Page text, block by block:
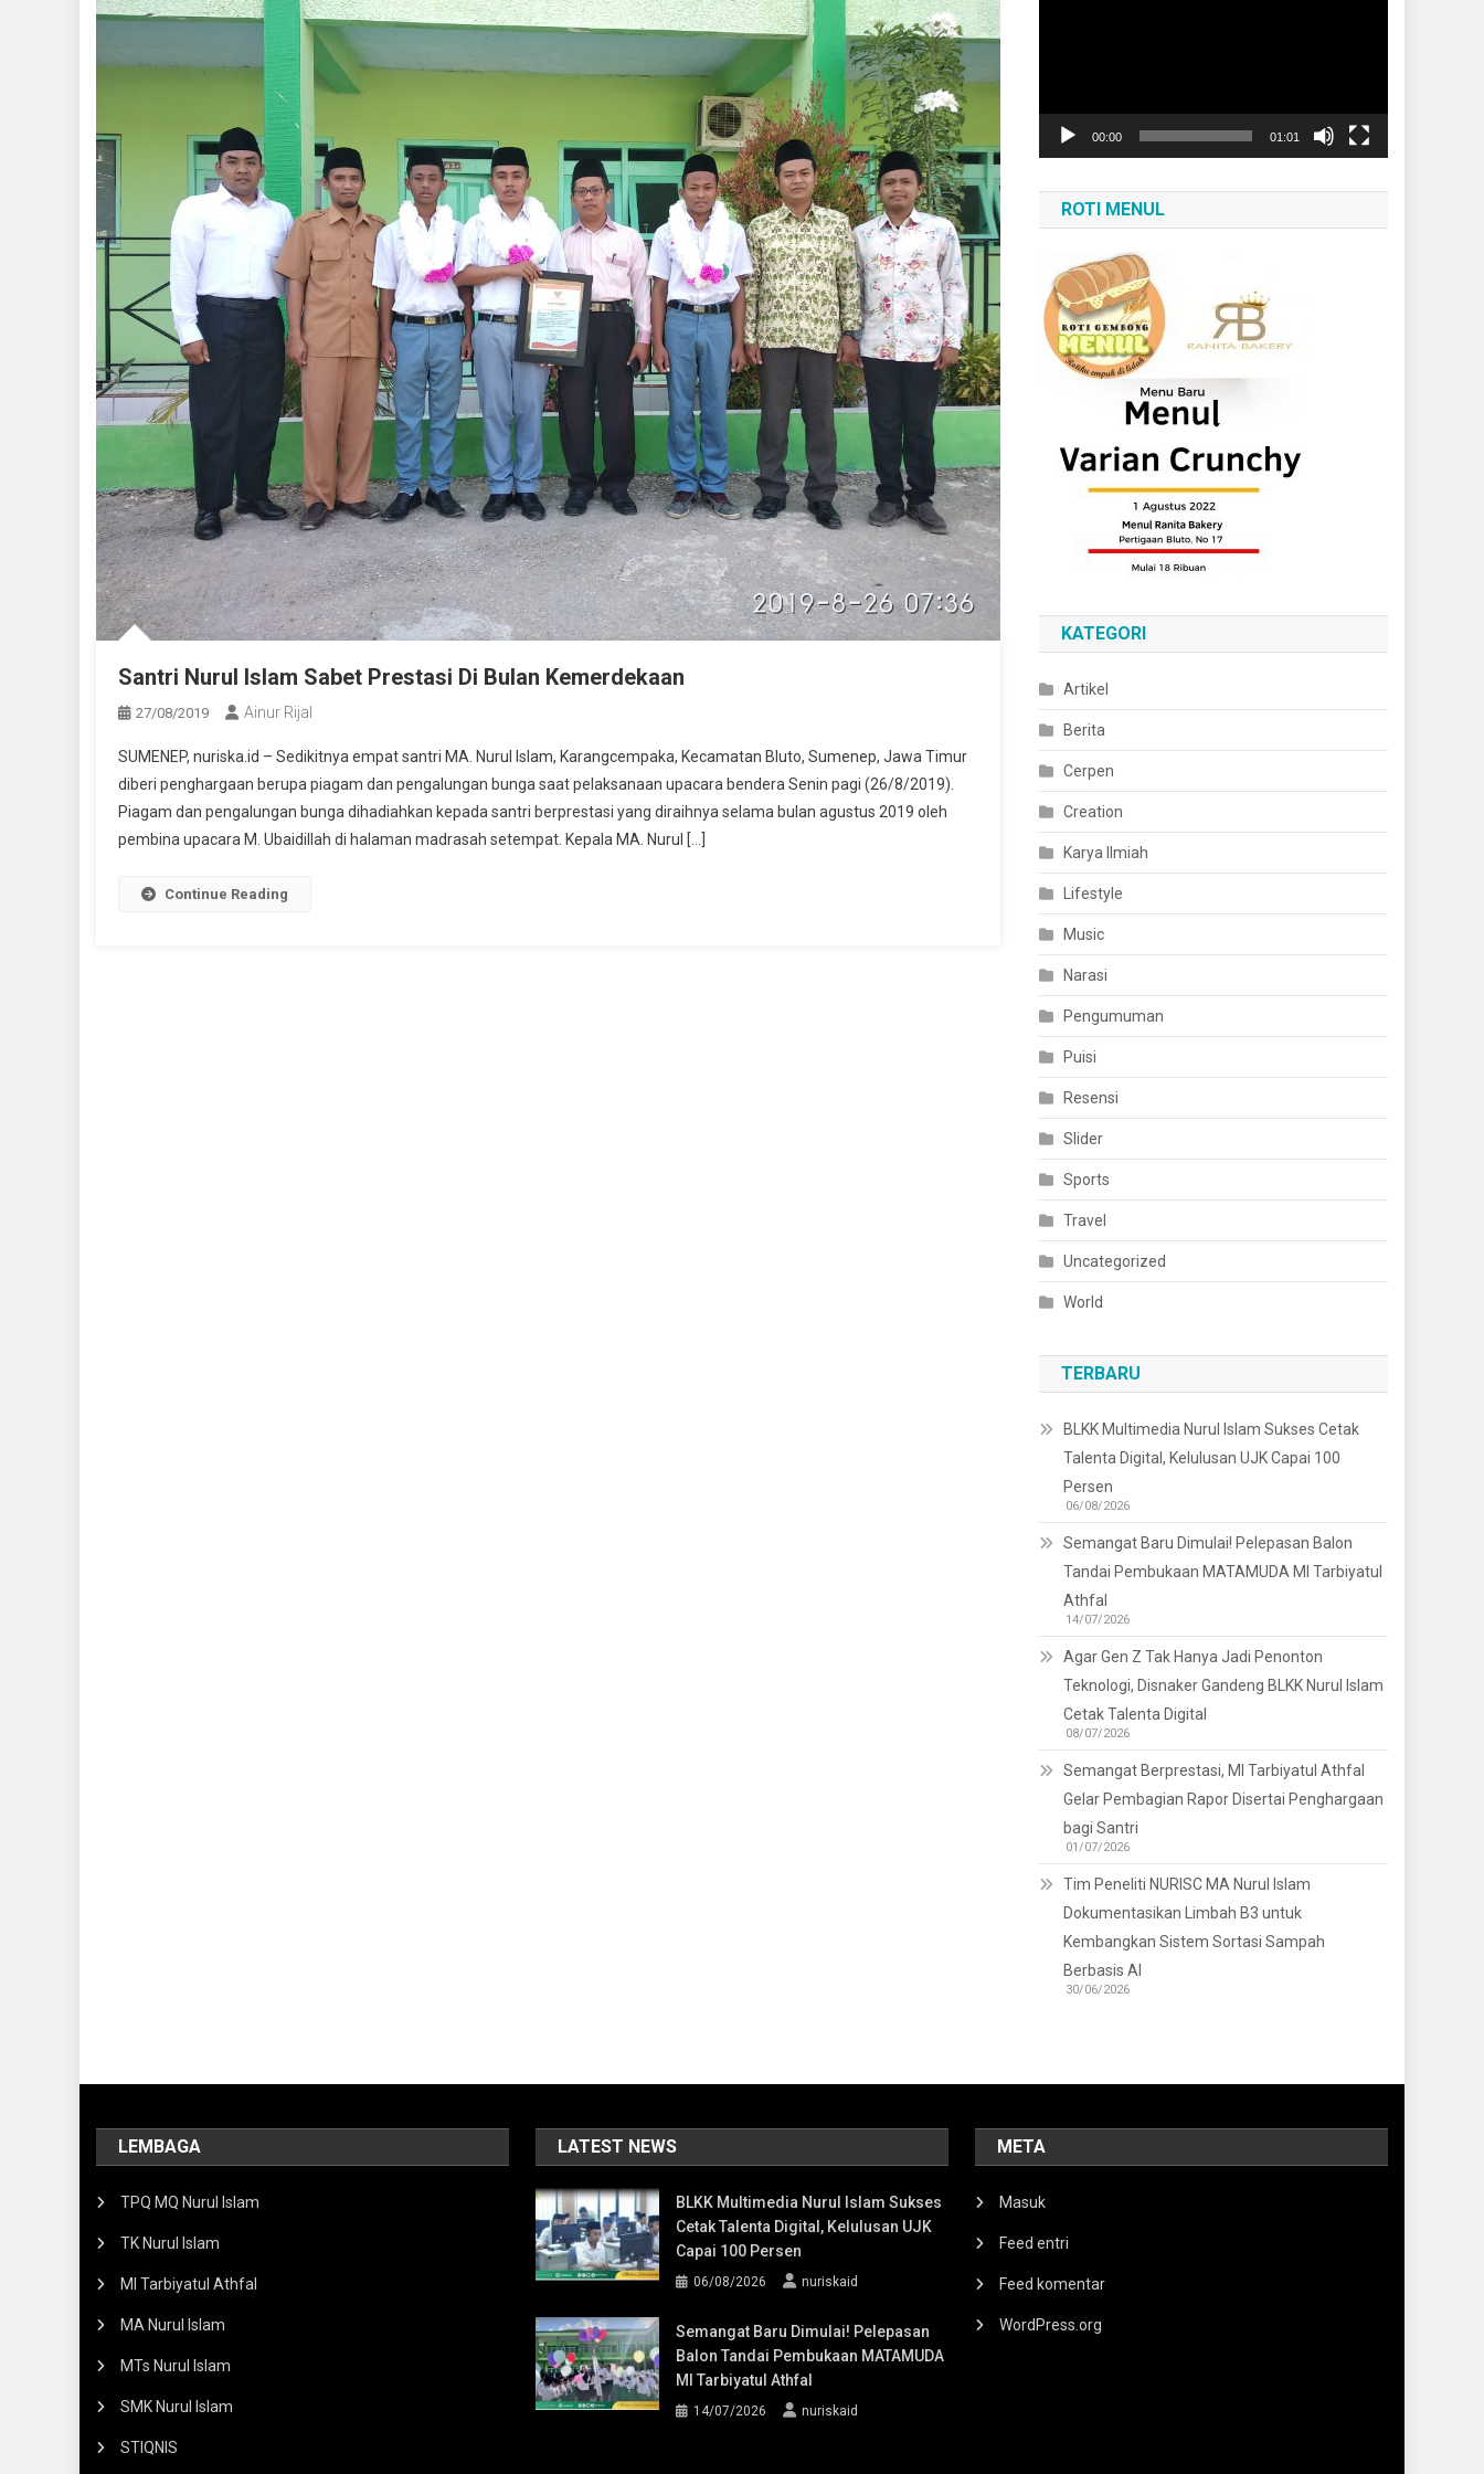
Santri Nurul Islam Sabet Prestasi Di Bulan Kemerdekaan
27/08/2019 Ainur Rijal
SUMENEP, nuriska.id – Sedikitnya empat santri MA. Nurul Islam, Karangcempaka, Kecamatan Bluto, Sumenep, Jawa Timur
diberi penghargaan berupa piagam dan pengalungan bunga saat pelaksanaan upacara bendera Senin pagi (26/8/2019).
Piagam dan pengalungan bunga dihadiahkan kepada santri berprestasi yang diraihnya selama bulan agustus 2019 oleh
pembina upacara M. Ubaidillah di halaman madrasah setempat. Kepala MA. Nurul […]
Continue Reading
00:00 01:01
ROTI MENUL
KATEGORI
Artikel
Berita
Cerpen
Creation
Karya Ilmiah
Lifestyle
Music
Narasi
Pengumuman
Puisi
Resensi
Slider
Sports
Travel
Uncategorized
World
TERBARU
BLKK Multimedia Nurul Islam Sukses Cetak
Talenta Digital, Kelulusan UJK Capai 100
Persen
06/08/2026
Semangat Baru Dimulai! Pelepasan Balon
Tandai Pembukaan MATAMUDA MI Tarbiyatul
Athfal
14/07/2026
Agar Gen Z Tak Hanya Jadi Penonton
Teknologi, Disnaker Gandeng BLKK Nurul Islam
Cetak Talenta Digital
08/07/2026
Semangat Berprestasi, MI Tarbiyatul Athfal
Gelar Pembagian Rapor Disertai Penghargaan
bagi Santri
01/07/2026
Tim Peneliti NURISC MA Nurul Islam
Dokumentasikan Limbah B3 untuk
Kembangkan Sistem Sortasi Sampah
Berbasis AI
30/06/2026
LEMBAGA
TPQ MQ Nurul Islam
TK Nurul Islam
MI Tarbiyatul Athfal
MA Nurul Islam
MTs Nurul Islam
SMK Nurul Islam
STIQNIS
LATEST NEWS
BLKK Multimedia Nurul Islam Sukses
Cetak Talenta Digital, Kelulusan UJK
Capai 100 Persen
06/08/2026 nuriskaid
Semangat Baru Dimulai! Pelepasan
Balon Tandai Pembukaan MATAMUDA
MI Tarbiyatul Athfal
14/07/2026 nuriskaid
META
Masuk
Feed entri
Feed komentar
WordPress.org